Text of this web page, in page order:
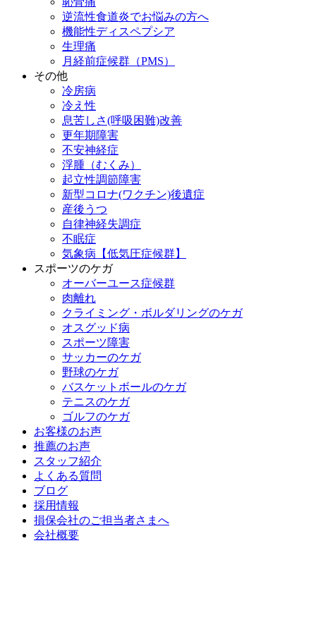
逆流性食道炎でお悩みの方へ
機能性ディスペプシア
生理痛
月経前症候群（PMS）
その他
冷房病
冷え性
息苦しさ(呼吸困難)改善
更年期障害
不安神経症
浮腫（むくみ）
起立性調節障害
新型コロナ(ワクチン)後遺症
産後うつ
自律神経失調症
不眠症
気象病【低気圧症候群】
スポーツのケガ
オーバーユース症候群
肉離れ
クライミング・ボルダリングのケガ
オスグッド病
スポーツ障害
サッカーのケガ
野球のケガ
バスケットボールのケガ
テニスのケガ
ゴルフのケガ
お客様のお声
推薦のお声
スタッフ紹介
よくある質問
ブログ
採用情報
損保会社のご担当者さまへ
会社概要